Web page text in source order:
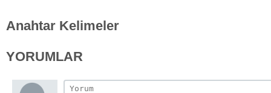
Anahtar Kelimeler
YORUMLAR